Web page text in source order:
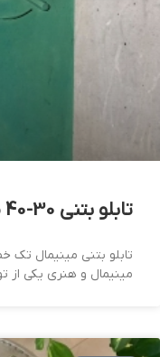
تابلو بتنی 30-40 مینیمال
تابلو بتنی مینیمال
مینیمال و هنری یکی از